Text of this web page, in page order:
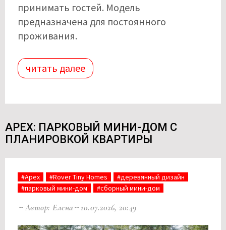
принимать гостей. Модель
предназначена для постоянного
проживания.
читать далее
APEX: ПАРКОВЫЙ МИНИ-ДОМ С
ПЛАНИРОВКОЙ КВАРТИРЫ
#Apex #Rover Tiny Homes
#деревянный дизайн
#парковый мини-дом
#сборный мини-дом
Автор: Елена 10.07.2026, 20:49